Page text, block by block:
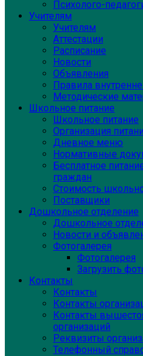
Психолого-
Учителям
Учителям
Аттестации
Расписание
Новости
Объявления
Правила
Методические
Школьное питание
Школьное питание
Организация
Дневное меню
Нормативные
Бесплатное
граждан
Стоимость
Поставщики
Дошкольное отделение
Дошкольное
Новости и
Фотогалерея
Фотогалерея
Загрузить
Контакты
Контакты
Контакты
Контакты
организаций
Реквизиты
Телефонный